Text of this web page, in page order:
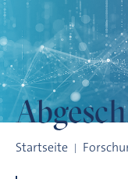
Startseite